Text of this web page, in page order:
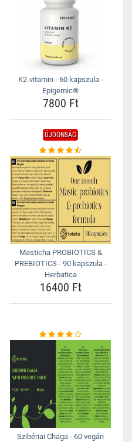
K2-vitamin - 60 kapszula -
Epigemic®
7800 Ft
ÚJDONSÁG
Masticha PROBIOTICS &
PREBIOTICS - 90 kapszula -
Herbatica
16400 Ft
Szibériai Chaga - 60 vegán